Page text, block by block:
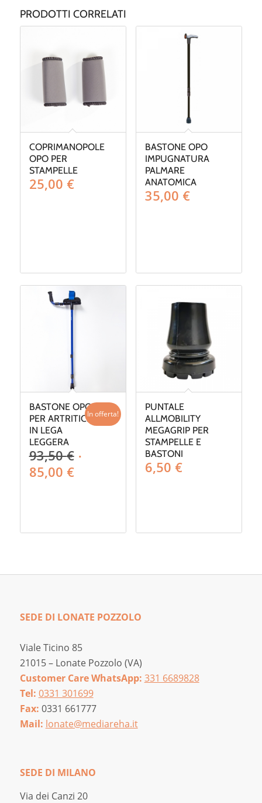
PRODOTTI CORRELATI
COPRIMANOPOLE
OPO PER
STAMPELLE
25,00 €
BASTONE OPO
IMPUGNATURA
PALMARE
ANATOMICA
35,00 €
BASTONE OPO
PER ARTRITICI
IN LEGA
LEGGERA
93,50€ Il
85,00 €Il
In offerta!
PUNTALE
ALLMOBILITY
MEGAGRIP PER
STAMPELLE E
BASTONI
6,50 €
SEDE DI LONATE POZZOLO
Viale Ticino 85
21015 – Lonate Pozzolo (VA)
Customer Care WhatsApp: 331 6689828
Tel: 0331 301699
Fax: 0331 661777
Mail: lonate@mediareha.it
SEDE DI MILANO
Via dei Canzi 20